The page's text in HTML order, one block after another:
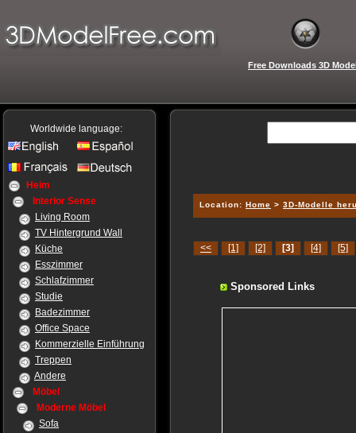
Free Downloads 3D
Worldwide language:
Heim
Interior Sense
Living Room
TV Hintergrund Wall
Küche
Esszimmer
Schlafzimmer
Studie
Badezimmer
Office Space
Kommerzielle Einführung
Treppen
Andere
Möbel
Moderne Möbel
Sofa
Location: Home > 3D-Modelle
<< [1] [2] [3] [4] [5]
Sponsored Links